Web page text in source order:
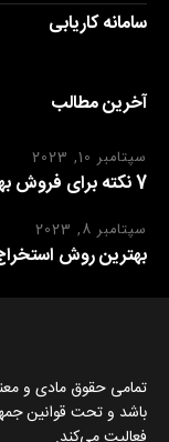
سامانه کاریابی
آخرین مطالب
سپتامبر 10, 2023
7 نکته برای فروش بهتر محصولات معدنی
سپتامبر 8, 2023
بهترین روش
تمامی حقوق مادی و
باشد و تحت قوانین